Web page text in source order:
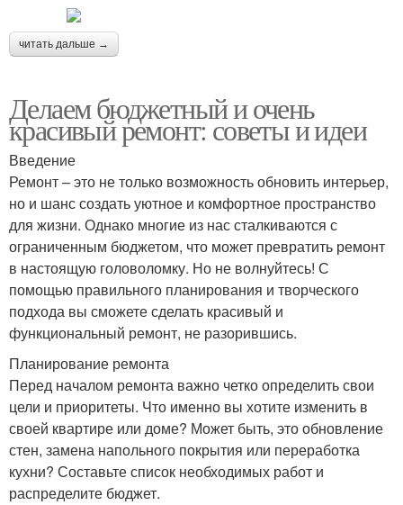
читать дальше →
Делаем бюджетный и очень
красивый ремонт: советы и идеи
Введение
Ремонт – это не только возможность обновить интерьер,
но и шанс создать уютное и комфортное пространство
для жизни. Однако многие из нас сталкиваются с
ограниченным бюджетом, что может превратить ремонт
в настоящую головоломку. Но не волнуйтесь! С
помощью правильного планирования и творческого
подхода вы сможете сделать красивый и
функциональный ремонт, не разорившись.
Планирование ремонта
Перед началом ремонта важно четко определить свои
цели и приоритеты. Что именно вы хотите изменить в
своей квартире или доме? Может быть, это обновление
стен, замена напольного покрытия или переработка
кухни? Составьте список необходимых работ и
распределите бюджет.